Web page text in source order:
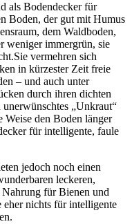
als Bodendecker für
Boden, der gut mit Humus
dem Waldboden,
weniger immergrün, sie
Sie vermehren sich
in kürzester Zeit freie
– und auch unter
durch ihren dichten
„Unkraut“
Weise den Boden länger
für intelligente, faule
jedoch noch einen
leckeren,
für Bienen und
eher nichts für intelligente